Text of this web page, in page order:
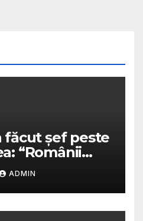
făcut șef peste
“Românii
ordinari”/ Va
mulți/
în 2025 că
funcția
ADMIN